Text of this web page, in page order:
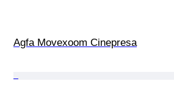
Agfa Movexoom Cinepresa